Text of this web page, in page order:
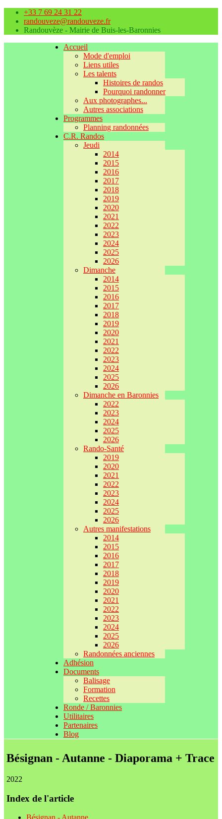
+33 7 69 24 31 22
randouveze@randouveze.fr
Randouvèze - Mairie de Buis-les-Baronnies
Accueil
Mode d'emploi
Liens utiles
Les talents
Histoires de randos
Pourquoi randonner
Aux photographes...
Autres associations
Programmes
Planning randonnées
C.R. Randos
Jeudi
2014
2015
2016
2017
2018
2019
2020
2021
2022
2023
2024
2025
2026
Dimanche
2014
2015
2016
2017
2018
2019
2020
2021
2022
2023
2024
2025
2026
Dimanche en Baronnies
2022
2023
2024
2025
2026
Rando-Santé
2019
2020
2021
2022
2023
2024
2025
2026
Autres manifestations
2014
2015
2016
2017
2018
2019
2020
2021
2022
2023
2024
2025
2026
Randonnées anciennes
Adhésion
Documents
Balisage
Formation
Recettes
Ronde / Baronnies
Utilitaires
Partenaires
Blog
Bésignan - Autanne - Diaporama + Trace
2022
Index de l'article